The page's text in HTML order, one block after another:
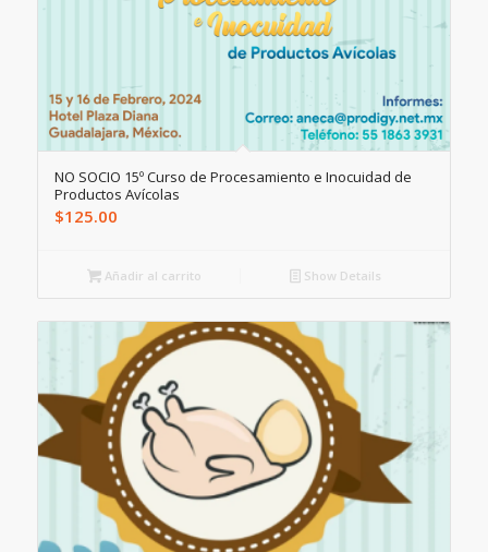
NO SOCIO 15º Curso de Procesamiento e Inocuidad de
Productos Avícolas
$125.00
Añadir al carrito Show Details